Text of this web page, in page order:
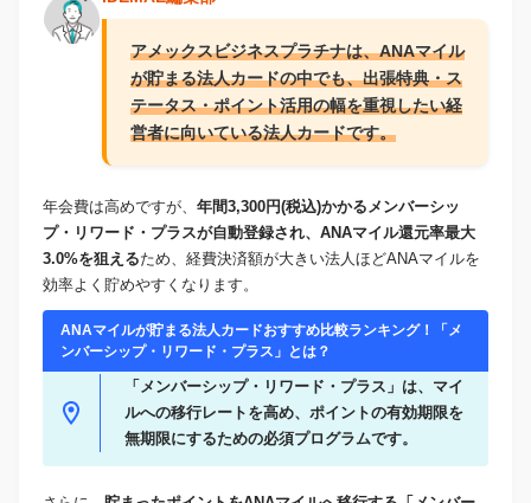
アメックスビジネスプラチナは、ANAマイル
が貯まる法人カードの中でも、出張特典・ス
テータス・ポイント活用の幅を重視したい経
営者に向いている法人カードです。
年会費は高めですが、 年間3,300円(税込)かかるメンバーシッ
プ・リワード・プラスが自動登録され、 ANAマイル還元率最大
3.0%を狙えるため、経費決済額が大きい法人ほどANAマイルを
効率よく貯めやすくなります。
ANAマイルが貯まる法人カードおすすめ比較ランキング！「メ
ンバーシップ・リワード・プラス」とは？
「メンバーシップ・リワード・プラス」は、マイ
ルへの移行レートを高め、ポイントの有効期限を
無期限にするための必須プログラムです。